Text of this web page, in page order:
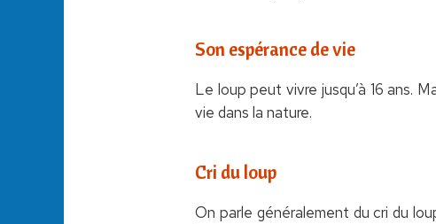
Son espérance de vie
Le loup peut vivre jusqu’à 16 ans.
vie dans la nature.
Cri du loup
On parle généralement du cri du